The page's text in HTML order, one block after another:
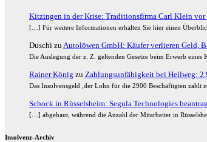
Kitzingen in der Krise: Traditionsfirma Carl Klein vor
[…] Für weitere Informationen erhalten Sie hier einen
Duschi zuAutolöwen GmbH: Käufer verlieren Geld,
Die Auslegung der z. Z. geltenden Gesetze beim Erwerb
Rainer König zu Zahlungsunfähigkeit bei Hellweg:
Das Insolvensgeld ,der Lohn für die 2900 Beschäftigten
Schock in Rüsselsheim: Segula Technologies
[…] abgebaut, während die Anzahl der Mitarbeiter in
Insolvenz-Archiv